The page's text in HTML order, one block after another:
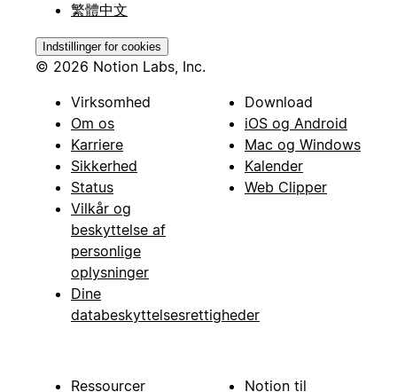
繁體中文
Indstillinger for cookies
© 2026 Notion Labs, Inc.
Virksomhed
Om os
Karriere
Sikkerhed
Status
Vilkår og
beskyttelse af
personlige
oplysninger
Dine
databeskyttelsesrettigheder
Download
iOS og Android
Mac og Windows
Kalender
Web Clipper
Ressourcer Notion til